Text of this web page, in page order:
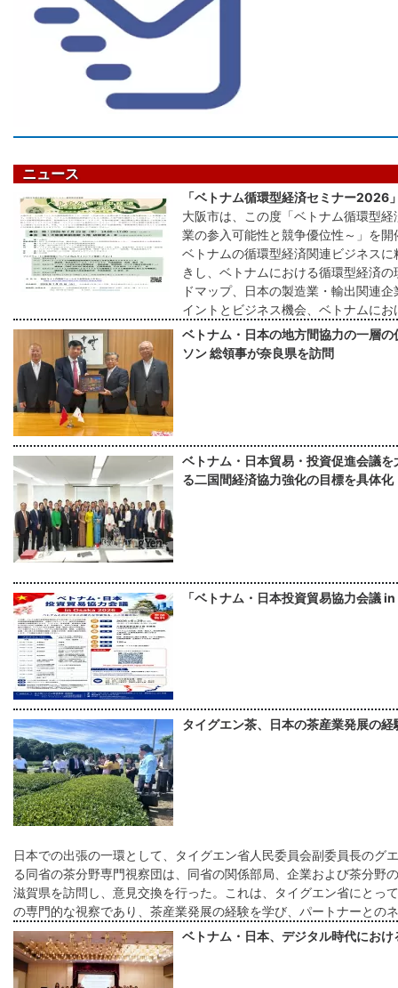
ニュース
「ベトナム循環型経済セミナー2026
大阪市は、この度「ベトナム循環型
業の参入可能性と競争優位性～」を
ベトナムの循環型経済関連ビジネス
きし、ベトナムにおける循環型経済
ドマップ、日本の製造業・輸出関連
イントとビジネス機会、ベトナムに
ベトナム・日本の地方間協力の一層
ソン 総領事が奈良県を訪問
ベトナム・日本貿易・投資促進会議
る二国間経済協力強化の目標を具体化
「ベトナム・日本投資貿易協力会議
タイグエン茶、日本の茶産業発展の
日本での出張の一環として、タイグエン省人民委員会副委員長のグ
る同省の茶分野専門視察団は、同省の関係部局、企業および茶分野
滋賀県を訪問し、意見交換を行った。これは、タイグエン省にとっ
の専門的な視察であり、茶産業発展の経験を学び、パートナーとの
ベトナム・日本、デジタル時代にお